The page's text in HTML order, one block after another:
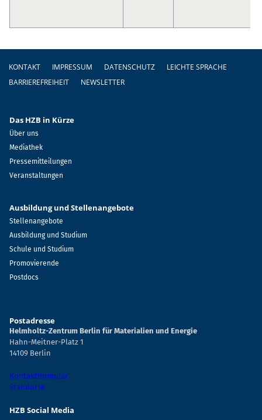
Fußzeile
KONTAKT IMPRESSUM DATENSCHUTZ
LEICHTE SPRACHE
BARRIEREFREIHEIT
NEWSLETTER
Das HZB in Kürze
Über uns
Mediathek
Pressemitteilungen
Veranstaltungen
Ausbildung und Stellenangebote
Stellenangebote
Ausbildung und Studium
Schule und Studium
Promovierende
Postdocs
Postadresse
Helmholtz-Zentrum Berlin für Materialien und Energie
Hahn-Meitner-Platz 1
14109 Berlin
Kontaktformular
Standorte
HZB Social Media